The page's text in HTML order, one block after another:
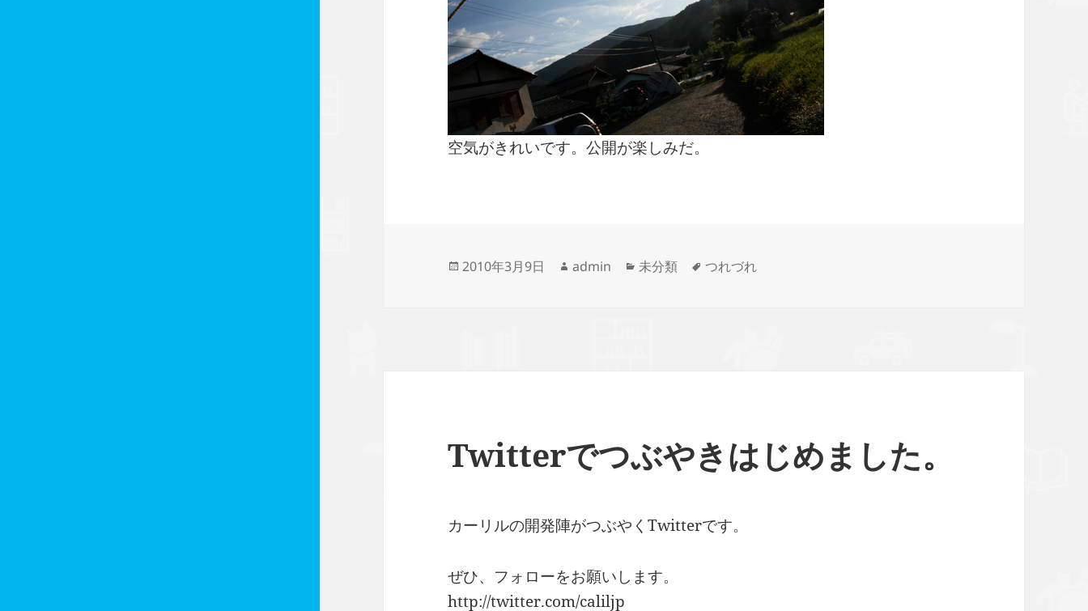
空気がきれいです。公開が楽しみだ。
投
2010年3月9日
作
admin
カ
未分類
タ
つれづれ
Twitterでつぶやきはじめました。
カーリルの開発陣がつぶやくTwitterです。
ぜひ、フォローをお願いします。
http://twitter.com/caliljp